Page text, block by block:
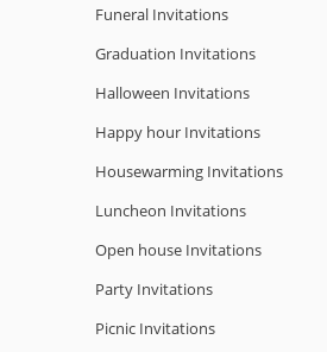
Funeral Invitations
Graduation Invitations
Halloween Invitations
Happy hour Invitations
Housewarming Invitations
Luncheon Invitations
Open house Invitations
Party Invitations
Picnic Invitations